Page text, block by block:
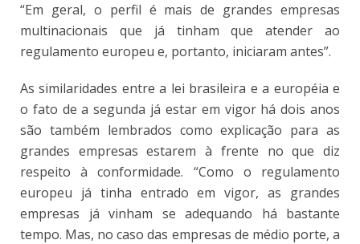
“Em geral, o perfil é mais de grandes empresas
multinacionais que já tinham que atender ao
regulamento europeu e, portanto, iniciaram antes”.
As similaridades entre a lei brasileira e a européia e
o fato de a segunda já estar em vigor há dois anos
são também lembrados como explicação para as
grandes empresas estarem à frente no que diz
respeito à conformidade. “Como o regulamento
europeu já tinha entrado em vigor, as grandes
empresas já vinham se adequando há bastante
tempo. Mas, no caso das empresas de médio porte, a